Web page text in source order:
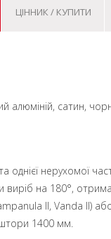
ЦІННИК / КУПИТИ
алюміній, сатин,
нерухомої
на 180°,
II, Vanda II)
1400 мм.